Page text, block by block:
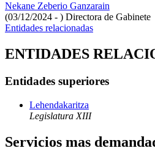
Nekane Zeberio Ganzarain
(03/12/2024 - ) Directora de Gabinete
Entidades relacionadas
ENTIDADES
Entidades superiores
Lehendakaritza
Legislatura XIII
Servicios mas